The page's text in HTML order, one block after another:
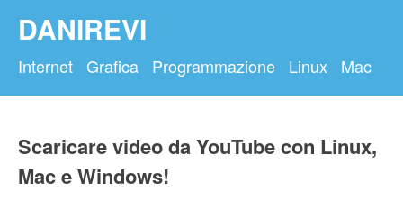
DANIREVI
Internet Grafica Programmazione Linux Mac
Scaricare video da YouTube con Linux,
Mac e Windows!